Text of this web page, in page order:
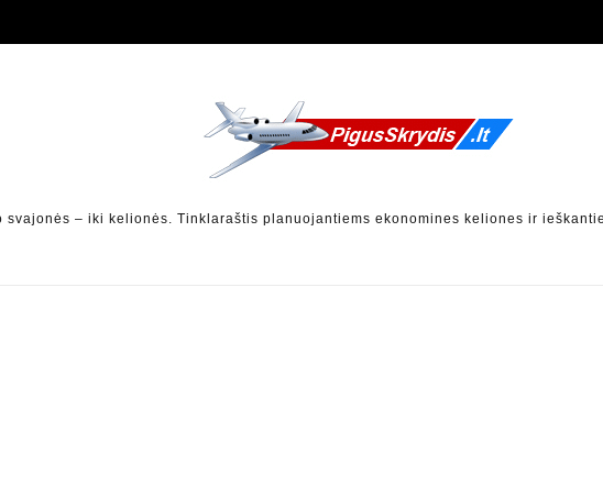
svajonės – iki kelionės. Tinklaraštis planuojantiems ekonomines keliones ir